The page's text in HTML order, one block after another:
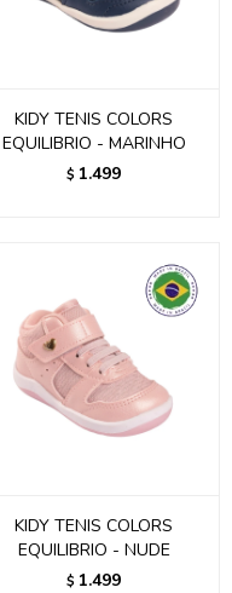
KIDY TENIS COLORS
EQUILIBRIO - MARINHO
$ 1.499
KIDY TENIS COLORS
EQUILIBRIO - NUDE
$ 1.499